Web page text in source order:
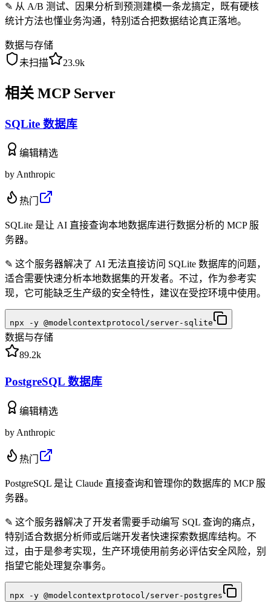
✎ 从 A/B 测试、因果分析到预测建模一条龙搞定，既有硬核
统计方法也懂业务沟通，特别适合把数据结论真正落地。
数据与存储
未扫描
23.9k
相关 MCP Server
SQLite 数据库
编辑精选
by Anthropic
热门
SQLite 是让 AI 直接查询本地数据库进行数据分析的 MCP 服
务器。
✎ 这个服务器解决了 AI 无法直接访问 SQLite 数据库的问题，
适合需要快速分析本地数据集的开发者。不过，作为参考实
现，它可能缺乏生产级的安全特性，建议在受控环境中使用。
npx -y @modelcontextprotocol/server-sqlite
数据与存储
89.2k
PostgreSQL 数据库
编辑精选
by Anthropic
热门
PostgreSQL 是让 Claude 直接查询和管理你的数据库的 MCP 服
务器。
✎ 这个服务器解决了开发者需要手动编写 SQL 查询的痛点，
特别适合数据分析师或后端开发者快速探索数据库结构。不
过，由于是参考实现，生产环境使用前务必评估安全风险，别
指望它能处理复杂事务。
npx -y @modelcontextprotocol/server-postgres